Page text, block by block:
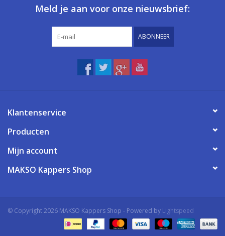
Meld je aan voor onze nieuwsbrief:
ABONNEER
Klantenservice
Producten
Mijn account
MAKSO Kappers Shop
© Copyright 2026 MAKSO Kappers Shop - Powered by Lightspeed